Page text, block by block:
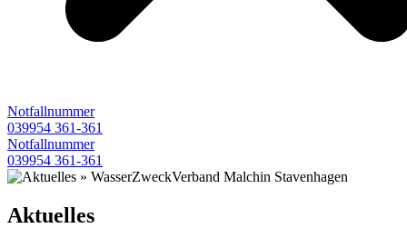
Notfallnummer
039954 361-361
Notfallnummer
039954 361-361
Aktuelles